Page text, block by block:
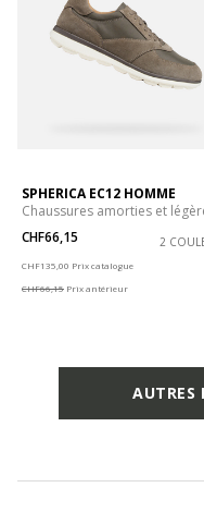
SPHERICA EC12 HOMME
Chaussures amorties et
CHF66,15
2
CHF135,00 Prix catalogue
CHF66,15 Prix antérieur
AUTRES